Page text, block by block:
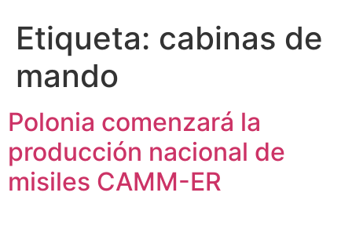
Etiqueta: cabinas de
mando
Polonia comenzará la
producción nacional de
misiles CAMM-ER